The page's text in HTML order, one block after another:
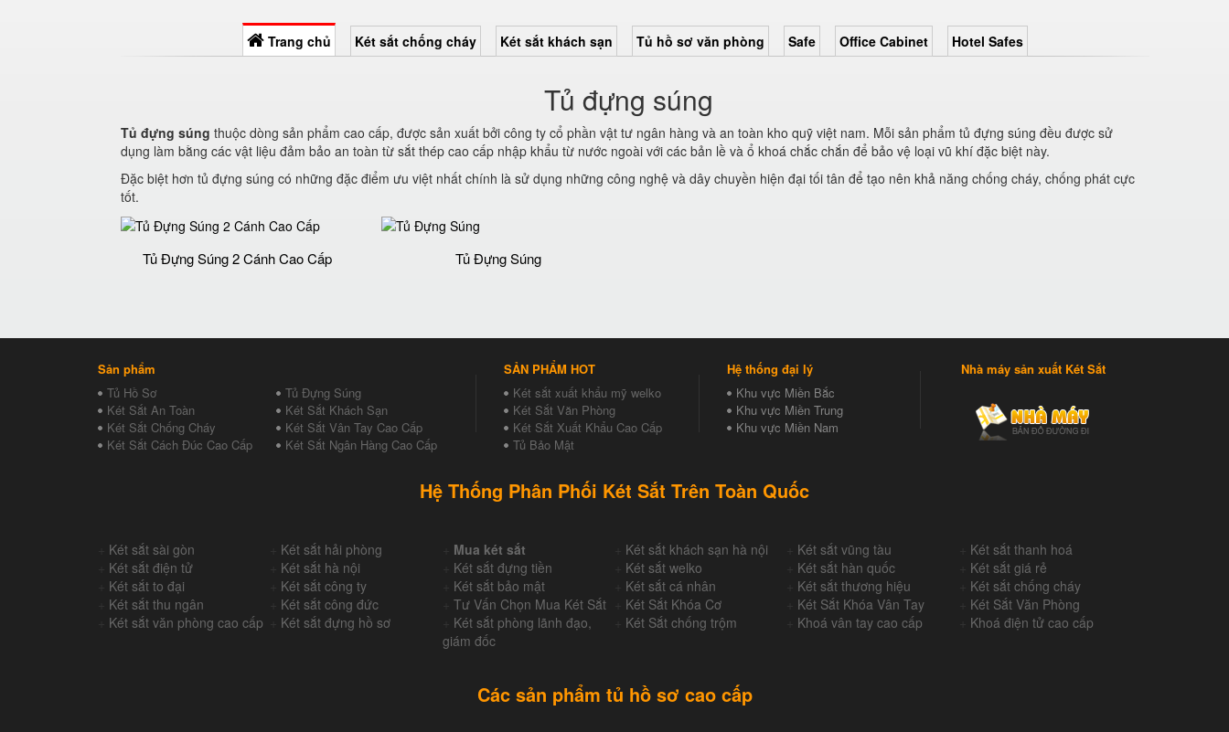
Trang chủ Két sắt chống cháy Két sắt khách sạn Tủ hồ sơ văn phòng Safe Office Cabinet Hotel Safes
Tủ đựng súng
Tủ đựng súng thuộc dòng sản phẩm cao cấp, được sản xuất bởi công ty cổ phần vật tư ngân hàng và an toàn kho quỹ việt nam. Mỗi sản phẩm tủ đựng súng đều được sử
dụng làm bằng các vật liệu đảm bảo an toàn từ sắt thép cao cấp nhập khẩu từ nước ngoài với các bản lề và ổ khoá chắc chắn để bảo vệ loại vũ khí đặc biệt này.
Đặc biệt hơn tủ đựng súng có những đặc điểm ưu việt nhất chính là sử dụng những công nghệ và dây chuyền hiện đại tối tân để tạo nên khả năng chống cháy, chống phát cực
tốt.
Tủ Đựng Súng 2 Cánh Cao Cấp Tủ Đựng Súng
Sản phẩm
Tủ Hồ Sơ
Tủ Đựng Súng
Két Sắt An Toàn
Két Sắt Khách Sạn
Két Sắt Chống Cháy
Két Sắt Vân Tay Cao Cấp
Két Sắt Cách Đúc Cao Cấp
Két Sắt Ngân Hàng Cao Cấp
SẢN PHẨM HOT
Két sắt xuất khẩu mỹ welko
Két Sắt Văn Phòng
Két Sắt Xuất Khẩu Cao Cấp
Tủ Bảo Mật
Hệ thống đại lý
Khu vực Miền Bắc
Khu vực Miền Trung
Khu vực Miền Nam
Nhà máy sản xuất Két Sắt
Hệ Thống Phân Phối Két Sắt Trên Toàn Quốc
Két sắt sài gòn Két sắt hải phòng Mua két sắt Két sắt khách sạn hà nội Két sắt vũng tàu
Két sắt thanh hoá
Két sắt điện tử Két sắt hà nội Két sắt đựng tiền Két sắt welko Két sắt hàn quốc
Két sắt giá rẻ
Két sắt to đại Két sắt công ty Két sắt bảo mật Két sắt cá nhân Két sắt thương hiệu
Két sắt chống cháy
Két sắt thu ngân Két sắt công đức Tư Vấn Chọn Mua Két Sắt Két Sắt Khóa Cơ Két Sắt Khóa Vân Tay
Két Sắt Văn Phòng
Két sắt văn phòng cao cấp Két sắt đựng hồ sơ
Két sắt phòng lãnh đạo,
giám đốc
Két Sắt chống trộm Khoá vân tay cao cấp Khoá điện tử cao cấp
Các sản phẩm tủ hồ sơ cao cấp